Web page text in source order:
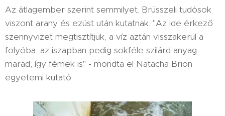
Az átlagember szerint semmilyet. Brüsszeli tudósok
viszont arany és ezüst után kutatnak. "Az ide érkező
szennyvizet megtisztítjuk, a víz aztán visszakerül a
folyóba, az iszapban pedig sokféle szilárd anyag
marad, így fémek is" - mondta el Natacha Brion
egyetemi kutató.